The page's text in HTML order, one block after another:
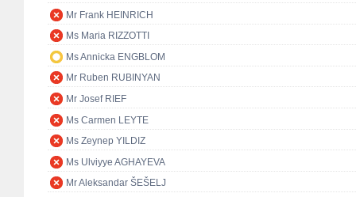
Mr Frank HEINRICH
Ms Maria RIZZOTTI
Ms Annicka ENGBLOM
Mr Ruben RUBINYAN
Mr Josef RIEF
Ms Carmen LEYTE
Ms Zeynep YILDIZ
Ms Ulviyye AGHAYEVA
Mr Aleksandar ŠEŠELJ